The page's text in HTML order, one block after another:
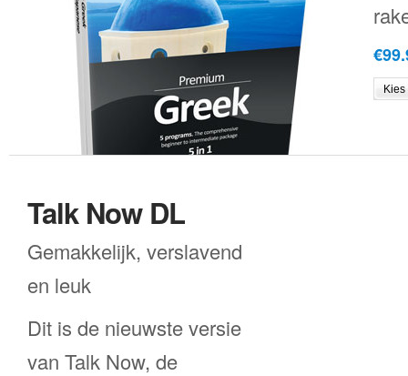
Talk Now DL
Gemakkelijk, verslavend
en leuk
Dit is de nieuwste versie
van Talk Now, de